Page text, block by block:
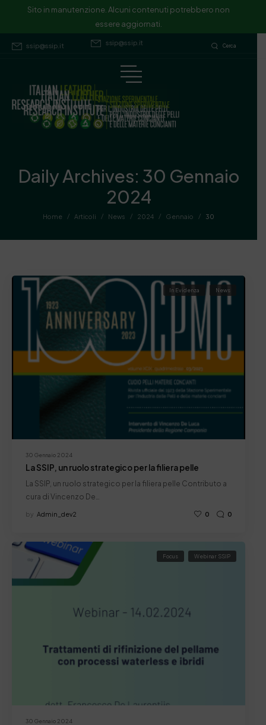
Sito in manutenzione. Alcuni contenuti potrebbero non
essere aggiornati.
ssip@ssip.it Cerca
Sito in manutenzione. Alcuni contenuti potrebbero non essere
aggiornati.
ssip@ssip.it
Daily Archives: 30 Gennaio
2024
Home / Articoli / News / 2024 / Gennaio / 30
30 Gennaio 2024
In Evidenza News
La SSIP, un ruolo strategico per la filiera pelle
La SSIP, un ruolo strategico per la filiera pelle Contributo a
cura di Vincenzo De…
by Admin_dev2 0 0
30 Gennaio 2024
Focus Webinar SSIP